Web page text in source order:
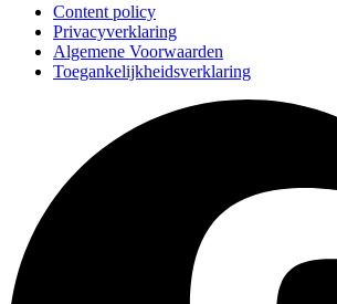
Content policy
Privacyverklaring
Algemene Voorwaarden
Toegankelijkheidsverklaring